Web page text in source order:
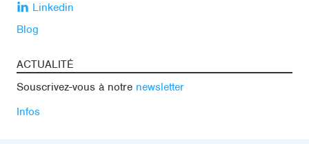
Linkedin
Blog
ACTUALITÉ
Souscrivez-vous à notre newsletter
Infos